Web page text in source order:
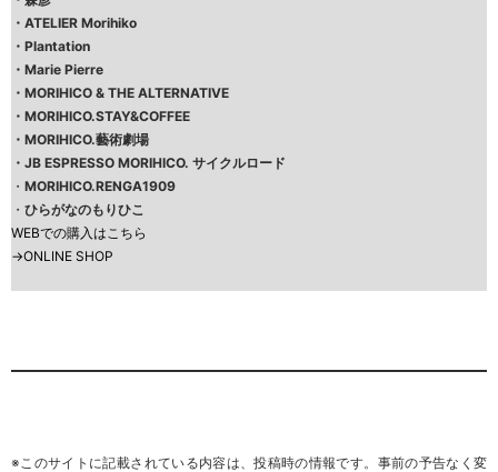
・ ATELIER Morihiko
・ Plantation
・ Marie Pierre
・ MORIHICO & THE ALTERNATIVE
・ MORIHICO.STAY&COFFEE
・ MORIHICO.藝術劇場
・ JB ESPRESSO MORIHICO. サイクルロード
・ MORIHICO.RENGA1909
・ ひらがなのもりひこ
WEBでの購入はこちら
→ONLINE SHOP
※このサイトに記載されている内容は、投稿時の情報です。事前の予告なく変